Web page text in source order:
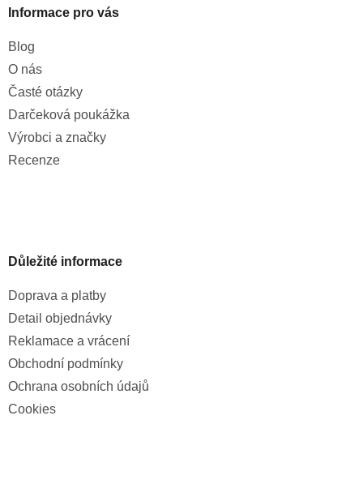
Informace pro vás
Blog
O nás
Časté otázky
Darčeková poukážka
Výrobci a značky
Recenze
Důležité informace
Doprava a platby
Detail objednávky
Reklamace a vrácení
Obchodní podmínky
Ochrana osobních údajů
Cookies